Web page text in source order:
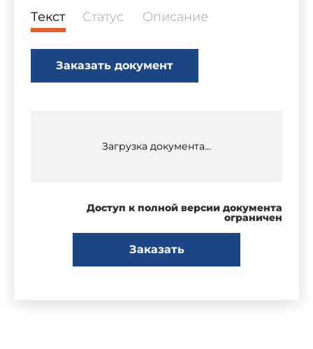
Текст Статус Описание
Заказать документ
Загрузка документа...
Доступ к полной версии документа
ограничен
Заказать